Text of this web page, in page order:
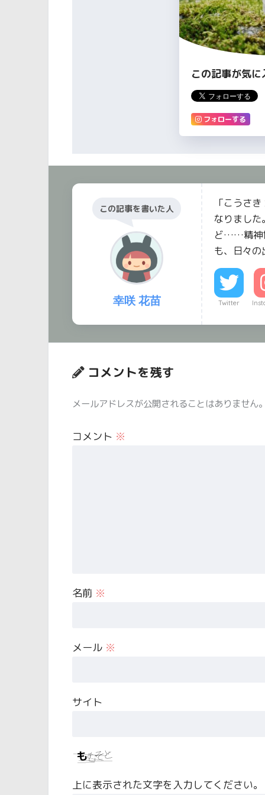
この記事が気
フォローする
この記事を書いた人
幸咲 花苗
「こうさ
なりまし
ど……精神
も、日々
Twitter
コメントを残す
メールアドレスが公開されることはありません
コメント ※
名前 ※
メール ※
サイト
上に表示された文字を入力してください。